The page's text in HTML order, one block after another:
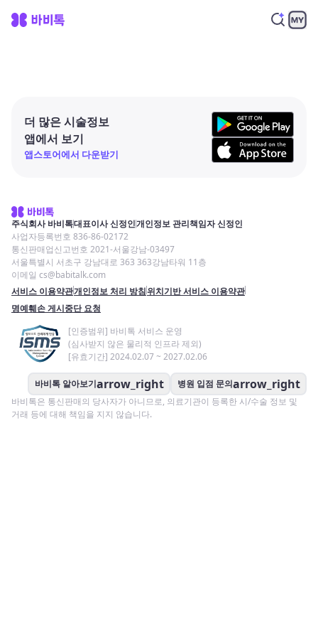
더 많은 시술정보
앱에서 보기
앱스토어에서 다운받기
주식회사 바비톡대표이사 신정인개인정보 관리책임자 신정인
사업자등록번호 836-86-02172
통신판매업신고번호 2021-서울강남-03497
서울특별시 서초구 강남대로 363 363강남타워 11층
이메일 cs@babitalk.com
서비스 이용약관개인정보 처리 방침위치기반 서비스 이용약관
명예훼손 게시중단 요청
[인증범위] 바비톡 서비스 운영
(심사받지 않은 물리적 인프라 제외)
[유효기간] 2024.02.07 ~ 2027.02.06
바비톡 알아보기arrow_right 병원 입점 문의arrow_right
바비톡은 통신판매의 당사자가 아니므로, 의료기관이 등록한 시/수술 정보 및
거래 등에 대해 책임을 지지 않습니다.